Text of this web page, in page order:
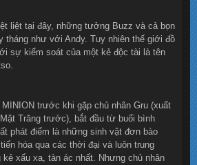
liệt tại đây, những tưởng Buzz và cả bọn
tháng như với Andy. Tuy nhiên thế giới đồ
sự kiểm soát của một kẻ độc tài là tên
trước khi gặp chủ nhân Gru (xuất
Trăng trước), bắt đầu từ buổi bình
phát điểm là những sinh vật đơn bào
hóa qua các thời đại và luôn trung
xấu xa, tàn ác nhất. Nhưng chủ nhân